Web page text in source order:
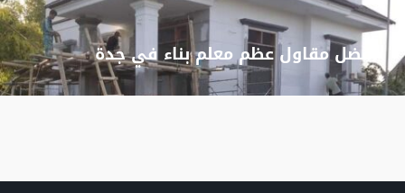
افضل مقاول عظم معلم بناء في جدة